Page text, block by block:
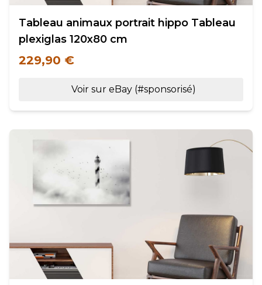
Tableau animaux portrait hippo Tableau
plexiglas 120x80 cm
229,90 €
Voir sur eBay (#sponsorisé)